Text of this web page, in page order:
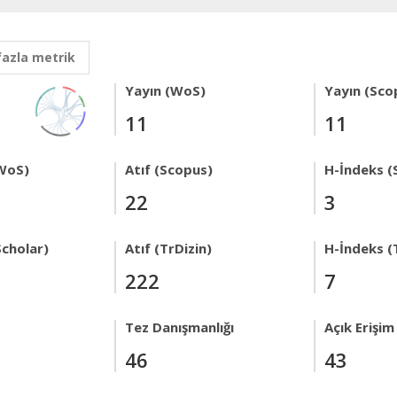
metrik
Yayın (WoS)
11
Yayın
11
Atıf (Scopus)
22
H-İndeks
3
Atıf (TrDizin)
222
H-İndeks
7
Tez Danışmanlığı
46
Açık Erişim
43